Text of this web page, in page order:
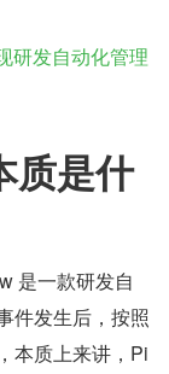
研发自动化管理
质是什
是一款研发自
件发生后，按照
本质上来讲，Pi